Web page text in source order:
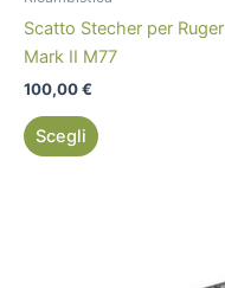
Scatto Stecher per Ruger
Mark II M77
100,00€
Scegli
nella
pagina
prodotto